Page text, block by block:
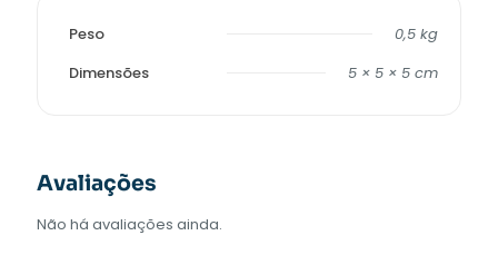
Peso
0,5 kg
Dimensões
5 × 5 × 5 cm
Avaliações
Não há avaliações ainda.